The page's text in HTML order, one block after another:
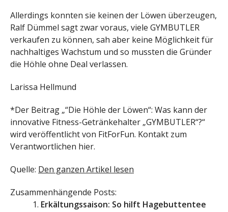
Allerdings konnten sie keinen der Löwen überzeugen,
Ralf Dümmel sagt zwar voraus, viele GYMBUTLER
verkaufen zu können, sah aber keine Möglichkeit für
nachhaltiges Wachstum und so mussten die Gründer
die Höhle ohne Deal verlassen.
Larissa Hellmund
*Der Beitrag „“Die Höhle der Löwen“: Was kann der
innovative Fitness-Getränkehalter „GYMBUTLER“?“
wird veröffentlicht von FitForFun. Kontakt zum
Verantwortlichen hier.
Quelle: Den ganzen Artikel lesen
Zusammenhängende Posts:
Erkältungssaison: So hilft Hagebuttentee